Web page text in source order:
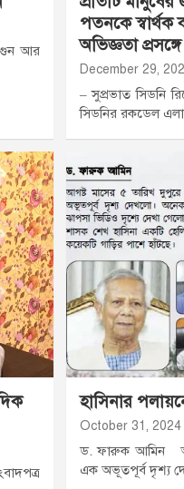
আর
পতনকে স্বার্থক
অভিজ্ঞতা
December 29,
– সুপ্রভাত সিডনি
সিডনির রকডেল
হাসিনার
October 31, 2024
ড. ফারুক আমিন
এক অভূতপূর্ব দৃশ্য